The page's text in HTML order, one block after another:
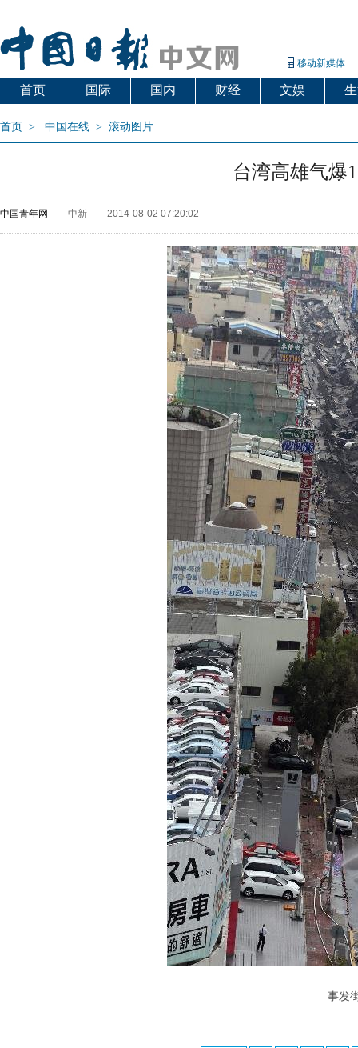
移动新媒体
首页 国际 国内 财经 文娱
首页 > 中国在线 > 滚动图片
台湾高雄气爆
中国青年网 中新 2014-08-02 07:20:02
事发街